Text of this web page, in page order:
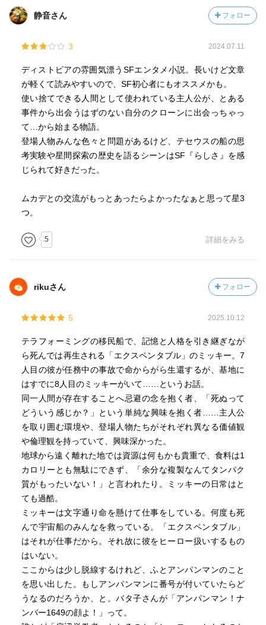
どうなんだろう。。
静音さん フォロー
3 2024.07.11
ディストピアの雰囲気漂うSFエンタメ小説。長いけど文章
が軽くて読みやすいので、SF初心者にもオススメかも。
使い捨てできる人間として使われている主人公が、とある
事件から出会うはずのない自分のクローンに出会っちゃっ
て…から始まる物語。
登場人物みんな色々と問題があるけど、テセウスの船の思
考実験や星間探索の歴史を語るシーンはSF『らしさ』を感
じられて好きだった。
ムカデとの交流がもっとあったらよかったなぁと思って星3
つ。
5 詳細をみる
rikuさん フォロー
5 2025.10.12
テラフォーミングの移民船で、記憶と人格を引き継ぎなが
ら死んでは再生される「エクスペンタブル」のミッキー。7
人目の彼が任務中の事故で命からがら生還するが、基地に
はすでに8人目のミッキーがいて……というお話。
同一人間が存在することへ忌避の念を抱く者、「死ぬって
どういう感じか？」という単純な興味を抱く者……主人公
を取り囲む環境や、登場人物たちがそれぞれ異なる価値観
や倫理観を持っていて、興味深かった。
地球から遠く離れた地では資源は何もかも貴重で、食料は1
カロリーとも無駄にできず、「余分な複製なんてタンパク
質がもったいない！」と言われたり。ミッキーの日常はと
ても過酷。
ミッキーは文字通り命を懸けて仕事をしている。何度も死
んで宇宙船のみんなを救っている。「エクスペンタブル」
はそれが仕事だから。それ故に彼をヒーロー扱いするもの
はいない。
ここからは少し脱線するけれど、ふとアンパンマンのこと
を思い出した。もしアンパンマンに番号が付いていたらど
うなるのだろうか、と。バタ子さんが「アンパンマン！ナ
ンバー1649の顔よ！」って。